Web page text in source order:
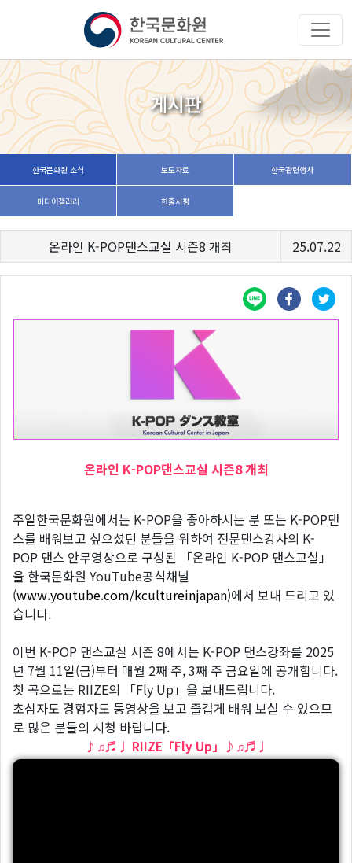
게시판
한국문화원 소식 보도자료 한국관련행사
미디어갤러리 한줄서평
온라인 K-POP댄스교실 시즌8 개최 25.07.22
온라인 K-POP댄스교실 시즌8 개최
주일한국문화원에서는 K-POP을 좋아하시는 분 또는 K-POP댄
스를 배워보고 싶으셨던 분들을 위하여 전문댄스강사의 K-
POP 댄스 안무영상으로 구성된 「온라인 K-POP 댄스교실」
을 한국문화원 YouTube공식채널
(www.youtube.com/kcultureinjapan)에서 보내 드리고 있
습니다.
이번 K-POP 댄스교실 시즌 8에서는 K-POP 댄스강좌를 2025
년 7월 11일(금)부터 매월 2째 주, 3째 주 금요일에 공개합니다.
첫 곡으로는 RIIZE의 「Fly Up」을 보내드립니다.
초심자도 경험자도 동영상을 보고 즐겁게 배워 보실 수 있으므
로 많은 분들의 시청 바랍니다.
♪♫♬♩ RIIZE「Fly Up」♪♫♬♩